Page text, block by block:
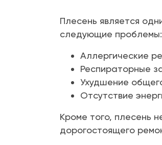
Плесень является
следующие проблемы:
Аллергические
Респираторные
Ухудшение
Отсутствие
Кроме того, плесень
дорогостоящего